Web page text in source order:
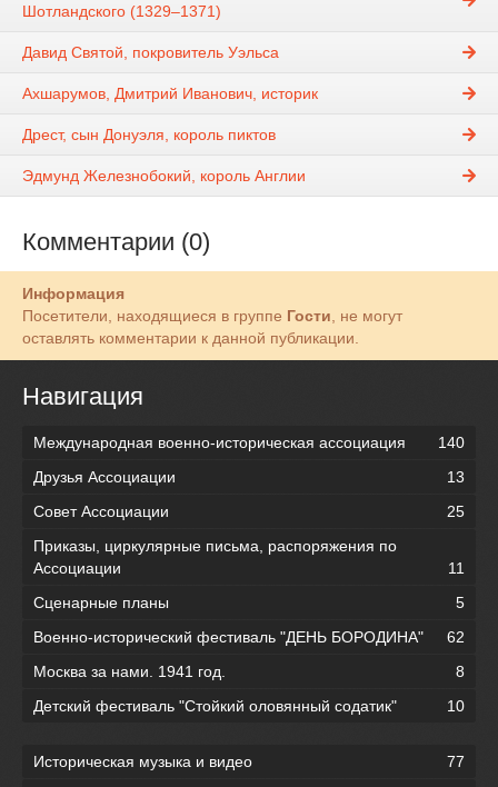
Шотландского (1329–1371)
Давид Святой, покровитель Уэльса
Ахшарумов, Дмитрий Иванович, историк
Дрест, сын Донуэля, король пиктов
Эдмунд Железнобокий, король Англии
Комментарии (0)
Информация
Посетители, находящиеся в группе Гости , не могут
оставлять комментарии к данной публикации.
Навигация
Международная военно-историческая ассоциация
140
Друзья Ассоциации
13
Совет Ассоциации
25
Приказы, циркулярные письма, распоряжения по
Ассоциации
11
Сценарные планы
5
Военно-исторический фестиваль "ДЕНЬ БОРОДИНА"
62
Москва за нами. 1941 год.
8
Детский фестиваль "Стойкий оловянный содатик"
10
Историческая музыка и видео 77